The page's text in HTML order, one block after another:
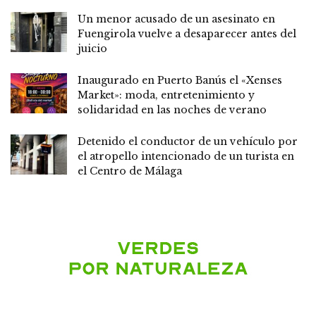
Un menor acusado de un asesinato en
Fuengirola vuelve a desaparecer antes del
juicio
Inaugurado en Puerto Banús el «Xenses
Market»: moda, entretenimiento y
solidaridad en las noches de verano
Detenido el conductor de un vehículo por
el atropello intencionado de un turista en
el Centro de Málaga